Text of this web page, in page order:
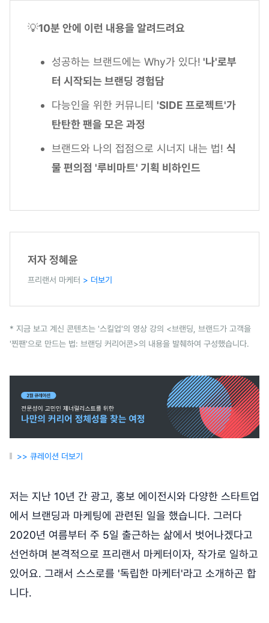
💡10분 안에 이런 내용을 알려드려요
성공하는 브랜드에는 Why가 있다! '나'로부
터 시작되는 브랜딩 경험담
다능인을 위한 커뮤니티 'SIDE 프로젝트'가
탄탄한 팬을 모은 과정
브랜드와 나의 접점으로 시너지 내는 법! 식
물 편의점 '루비마트' 기획 비하인드
저자 정혜윤
프리랜서 마케터 > 더보기
* 지금 보고 계신 콘텐츠는 '스킬업'의 영상 강의 <브랜딩, 브랜드가 고객을
'찐팬'으로 만드는 법: 브랜딩 커리어콘>의 내용을 발췌하여 구성했습니다.
>> 큐레이션 더보기
저는 지난 10년 간 광고, 홍보 에이전시와 다양한 스타트업
에서 브랜딩과 마케팅에 관련된 일을 했습니다. 그러다
2020년 여름부터 주 5일 출근하는 삶에서 벗어나겠다고
선언하며 본격적으로 프리랜서 마케터이자, 작가로 일하고
있어요. 그래서 스스로를 '독립한 마케터'라고 소개하곤 합
니다.